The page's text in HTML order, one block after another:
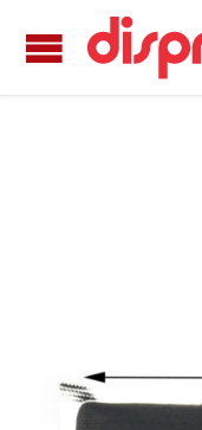
Parche